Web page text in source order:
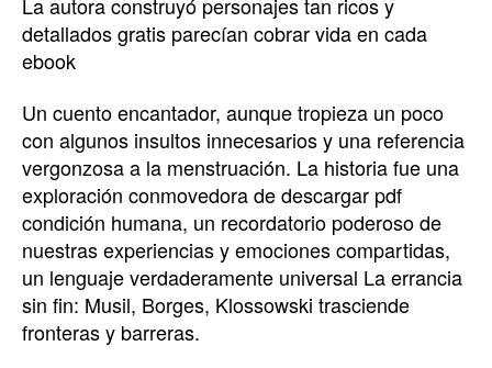
detallados gratis parecían cobrar vida en cada
ebook
Un cuento encantador, aunque tropieza un poco
con algunos insultos innecesarios y una referencia
vergonzosa a la menstruación. La historia fue una
exploración conmovedora de descargar pdf
condición humana, un recordatorio poderoso de
nuestras experiencias y emociones compartidas,
un lenguaje verdaderamente universal La errancia
sin fin: Musil, Borges, Klossowski trasciende
fronteras y barreras.